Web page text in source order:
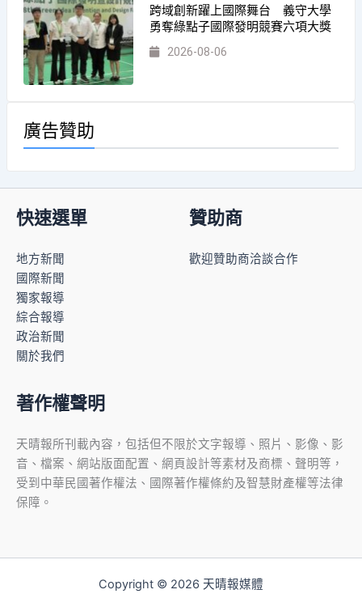
跨域創新躍上國際舞台 義守大學
勇奪綠點子國際發明競賽六項大獎
2026-08-06
廣告贊助
快速選單
地方新聞
國際新聞
獨家報導
綜合報導
政治新聞
關於我們
贊助商
歡迎贊助商洽談合作
著作權聲明
天晴報所刊載內容，包括但不限於文字報導、照片、影像、影
音、檔案、網站版面配置、網頁設計等素材及商標、聲明等，
受到中華民國著作權法、國際著作權條約及智慧財產權等法律
保障。
Copyright © 2026 天晴報媒體